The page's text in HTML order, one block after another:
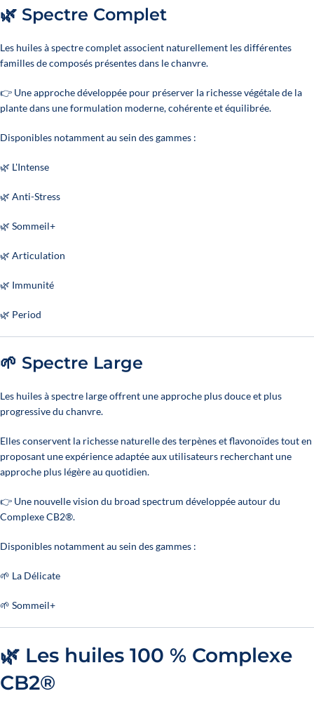
🌿 Spectre Complet
Les huiles à spectre complet associent naturellement les différentes
familles de composés présentes dans le chanvre.
👉 Une approche développée pour préserver la richesse végétale de la
plante dans une formulation moderne, cohérente et équilibrée.
Disponibles notamment au sein des gammes :
🌿 L'Intense
🌿 Anti-Stress
🌿 Sommeil+
🌿 Articulation
🌿 Immunité
🌿 Period
🌱 Spectre Large
Les huiles à spectre large offrent une approche plus douce et plus
progressive du chanvre.
Elles conservent la richesse naturelle des terpènes et flavonoïdes tout en
proposant une expérience adaptée aux utilisateurs recherchant une
approche plus légère au quotidien.
👉 Une nouvelle vision du broad spectrum développée autour du
Complexe CB2®.
Disponibles notamment au sein des gammes :
🌱 La Délicate
🌱 Sommeil+
🌿 Les huiles 100 % Complexe
CB2®